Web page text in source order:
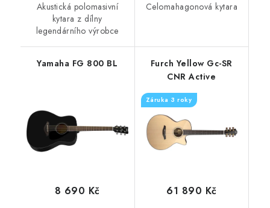
Akustická polomasivní
kytara z dílny
legendárního výrobce
Celomahagonová kytara
Yamaha FG 800 BL
8 690 Kč
Furch Yellow Gc-SR
CNR Active
Záruka 3 roky
61 890 Kč